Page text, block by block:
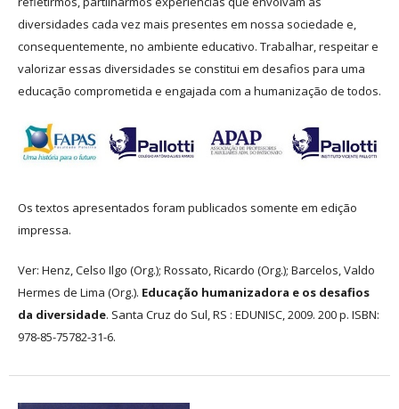
diversidades cada vez mais presentes em nossa sociedade e,
consequentemente, no ambiente educativo. Trabalhar, respeitar e
valorizar essas diversidades se constitui em desafios para uma
educação comprometida e engajada com a humanização de todos.
Os textos apresentados foram publicados somente em edição
impressa.
Ver: Henz, Celso Ilgo (Org.); Rossato, Ricardo (Org.); Barcelos, Valdo
Hermes de Lima (Org.). Educação humanizadora e os desafios
da diversidade. Santa Cruz do Sul, RS : EDUNISC, 2009. 200 p. ISBN:
978-85-75782-31-6.